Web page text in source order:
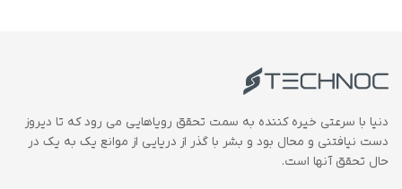
دنیا با سرعتی خیره کننده به سمت تحقق رویاهایی می رود که تا دیروز
دست نیافتنی و محال بود و بشر با گذر از دریایی از موانع یک به یک در
حال تحقق آنها است.